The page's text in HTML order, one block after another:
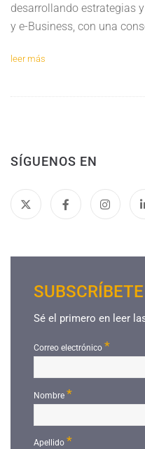
desarrollando estrategias
y e-Business, con una
leer más
SÍGUENOS EN
Sé el primero en leer
Correo electrónico *
Nombre*
Apellido *